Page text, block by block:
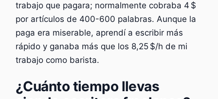
trabajo que pagara; normalmente cobraba 4 $
por artículos de 400-600 palabras. Aunque la
paga era miserable, aprendí a escribir más
rápido y ganaba más que los 8,25 $/h de mi
trabajo como barista.
¿Cuánto tiempo llevas